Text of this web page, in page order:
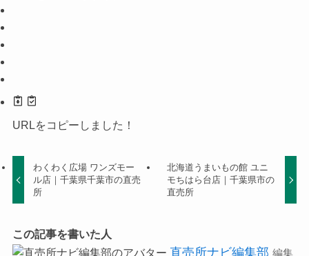
URLをコピーしました！
わくわく広場 ワンズモー
ル店｜千葉県千葉市の直売
所
北海道うまいもの館 ユニ
モちはら台店｜千葉県市の
直売所
この記事を書いた人
直売所ナビ編集部 編集